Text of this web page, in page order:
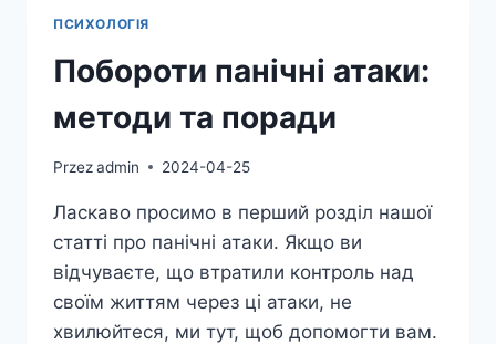
ПСИХОЛОГІЯ
Побороти панічні атаки:
методи та поради
Przezadmin 2024-04-25
Ласкаво просимо в перший розділ нашої
статті про панічні атаки. Якщо ви
відчуваєте, що втратили контроль над
своїм життям через ці атаки, не
хвилюйтеся, ми тут, щоб допомогти вам.